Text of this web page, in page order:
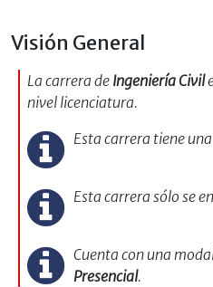
Visión General
La carrera de Ingeniería Civil
nivel licenciatura.
Esta carrera tiene
Esta carrera sólo se
Cuenta con una
Presencial.